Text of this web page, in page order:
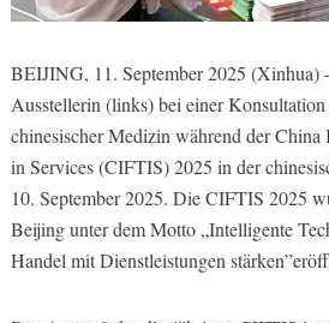
BEIJING, 11. September 2025 (Xinhua)
Ausstellerin (links) bei einer
chinesischer Medizin während der China
in Services (CIFTIS) 2025 in der
10. September 2025. Die CIFTIS 2025
Beijing unter dem Motto „Intelligente
Handel mit Dienstleistungen